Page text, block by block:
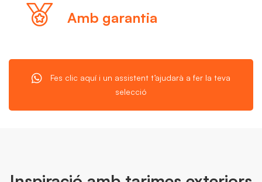
Amb garantia
Fes clic aquí i un assistent t’ajudarà a fer la teva
selecció